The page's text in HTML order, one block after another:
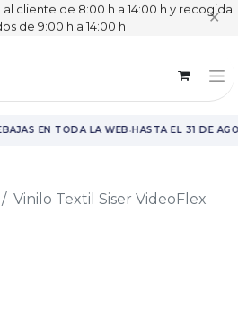
cliente de 8:00 h a 14:00 h y recogida
de 9:00 h a 14:00 h
✕
EN TODA LA WEB·HASTA EL 31 DE
Vinilo Textil Siser VideoFlex